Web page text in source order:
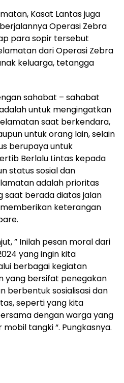
Kasat Lantas juga
Operasi Zebra
para sopir tersebut
dari Operasi Zebra
keluarga, tetangga
sahabat – sahabat
untuk mengingatkan
saat berkendara,
untuk orang lain, selain
berupaya untuk
Berlalu Lintas kepada
status sosial dan
adalah prioritas
saat berada diatas jalan
keterangan
” Inilah pesan moral dari
yang ingin kita
berbagai kegiatan
yang bersifat penegakan
berbentuk sosialisasi dan
seperti yang kita
dengan warga yang
tangki “. Pungkasnya.